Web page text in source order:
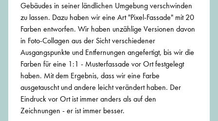
Gebäudes in seiner ländlichen Umgebung verschwinden
zu lassen. Dazu haben wir eine Art "Pixel-Fassade" mit 20
Farben entworfen. Wir haben unzählige Versionen davon
in Foto-Collagen aus der Sicht verschiedener
Ausgangspunkte und Entfernungen angefertigt, bis wir die
Farben für eine 1:1 - Musterfassade vor Ort festgelegt
haben. Mit dem Ergebnis, dass wir eine Farbe
ausgetauscht und andere leicht verändert haben. Der
Eindruck vor Ort ist immer anders als auf den
Zeichnungen - er ist immer besser.